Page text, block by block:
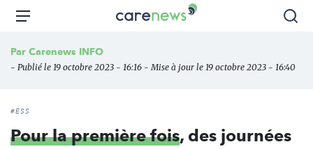
Aller
principal
Carenews,
des
Menu
Par Carenews INFO
- Publié le 19 octobre 2023 - 16:16 - Mise à jour le 19 octobre 2023 - 16:40
#ESS
Pour la première fois, des journées